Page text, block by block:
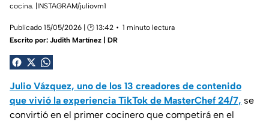
cocina. |INSTAGRAM/juliovm1
Publicado 15/05/2026 | 🕑 13:42
1 minuto lectura
Escrito por: Judith Martínez | DR
Julio Vázquez, uno de los 13 creadores de contenido
que vivió la experiencia TikTok de MasterChef 24/7, se
convirtió en el primer cocinero que competirá en el